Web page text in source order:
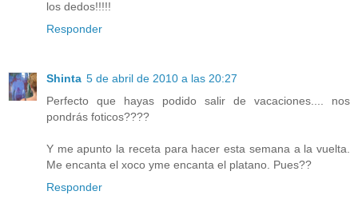
los dedos!!!!!
Responder
Shinta 5 de abril de 2010 a las 20:27
Perfecto que hayas podido salir de vacaciones.... nos
pondrás foticos????
Y me apunto la receta para hacer esta semana a la vuelta.
Me encanta el xoco yme encanta el platano. Pues??
Responder